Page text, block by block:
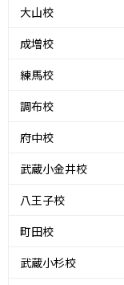
大山校
成増校
練馬校
調布校
府中校
武蔵小金井校
八王子校
町田校
武蔵小杉校